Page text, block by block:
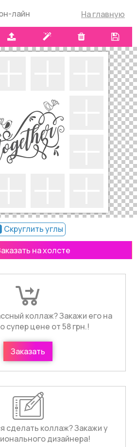
лайн На главную
Скруглить углы
на холсте
коллаж? Закажи его на
супер цене от 58 грн.!
Заказать
сделать коллаж? Закажи у
дизайнера!